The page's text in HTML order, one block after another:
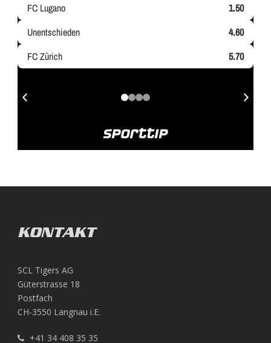
KONTAKT
SCL Tigers AG
Güterstrasse 18
Postfach
CH-3550 Langnau i.E.
+41 34 408 35 35